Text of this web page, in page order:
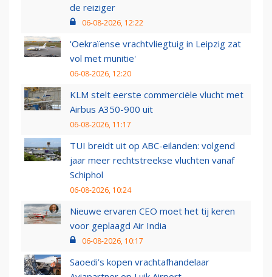
de reiziger
06-08-2026, 12:22
'Oekraïense vrachtvliegtuig in Leipzig zat
vol met munitie'
06-08-2026, 12:20
KLM stelt eerste commerciële vlucht met
Airbus A350-900 uit
06-08-2026, 11:17
TUI breidt uit op ABC-eilanden: volgend
jaar meer rechtstreekse vluchten vanaf
Schiphol
06-08-2026, 10:24
Nieuwe ervaren CEO moet het tij keren
voor geplaagd Air India
06-08-2026, 10:17
Saoedi’s kopen vrachtafhandelaar